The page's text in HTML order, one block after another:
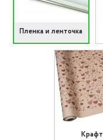
Пленка и ленточка
Крафт